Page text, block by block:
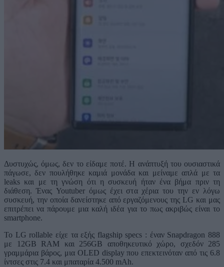
Δυστυχώς, όμως, δεν το είδαμε ποτέ. Η ανάπτυξή του ουσιαστικά
πάγωσε, δεν πουλήθηκε καμιά μονάδα και μείναμε απλά με τα
leaks και με τη γνώση ότι η συσκευή ήταν ένα βήμα πριν τη
διάθεση. Ένας Youtuber όμως έχει στα χέρια του την εν λόγω
συσκευή, την οποία δανείστηκε από εργαζόμενους της LG και μας
επιτρέπει να πάρουμε μια καλή ιδέα για το πως ακριβώς είναι το
smartphone.
To LG rollable είχε τα εξής flagship specs : έναν Snapdragon 888
με 12GB RAM και 256GB αποθηκευτικό χώρο, σχεδόν 285
γραμμάρια βάρος, μια OLED display που επεκτεινόταν από τις 6.8
ίντσες στις 7.4 και μπαταρία 4.500 mAh.